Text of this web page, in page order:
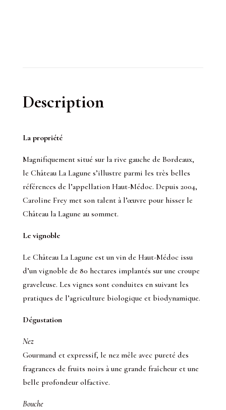
Description
La propriété
Magnifiquement situé sur la rive gauche de Bordeaux,
le Château La Lagune s’illustre parmi les très belles
références de l’appellation Haut-Médoc. Depuis 2004,
Caroline Frey met son talent à l’œuvre pour hisser le
Château la Lagune au sommet.
Le vignoble
Le Château La Lagune est un vin de Haut-Médoc issu
d’un vignoble de 80 hectares implantés sur une croupe
graveleuse. Les vignes sont conduites en suivant les
pratiques de l’agriculture biologique et biodynamique.
Dégustation
Nez
Gourmand et expressif, le nez mêle avec pureté des
fragrances de fruits noirs à une grande fraîcheur et une
belle profondeur olfactive.
Bouche